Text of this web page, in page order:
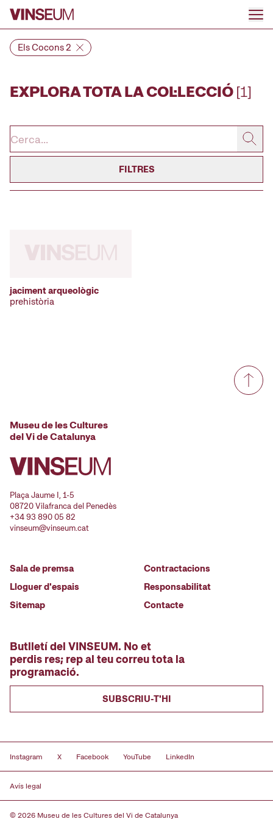
Anar al contingut
Els Cocons 2
EXPLORA TOTA LA COL·LECCIÓ[1]
FILTRES
jaciment arqueològic
prehistòria
Museu de les Cultures
del Vi de Catalunya
Plaça Jaume I, 1-5
08720 Vilafranca del Penedès
+34 93 890 05 82
vinseum@vinseum.cat
Sala de premsa
Lloguer d'espais
Sitemap
Contractacions
Responsabilitat
Contacte
Butlletí del VINSEUM. No et
perdis res; rep al teu correu tota la
programació.
SUBSCRIU-T'HI
Instagram X Facebook YouTube LinkedIn
Avís legal
© 2026 Museu de les Cultures del Vi de Catalunya